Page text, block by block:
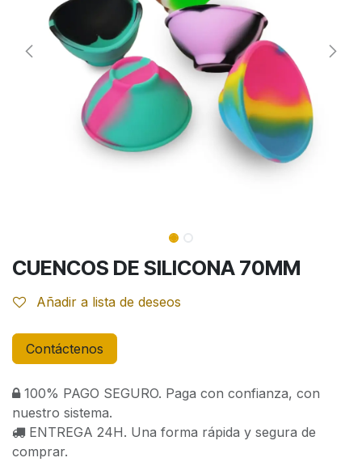
CUENCOS DE SILICONA 70MM
Añadir a lista de deseos
Contáctenos
100% PAGO SEGURO. Paga con confianza, con
nuestro sistema.
ENTREGA 24H. Una forma rápida y segura de
comprar.